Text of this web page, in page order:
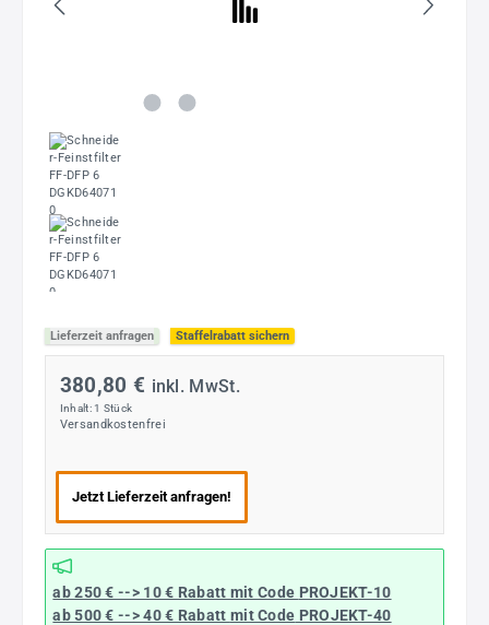
Lieferzeit anfragen Staffelrabatt sichern
380,80 € inkl. MwSt.
Inhalt: 1 Stück
Versandkostenfrei
Jetzt Lieferzeit anfragen!
ab 250 € --> 10 € Rabatt mit Code PROJEKT-10
ab 500 € --> 40 € Rabatt mit Code PROJEKT-40